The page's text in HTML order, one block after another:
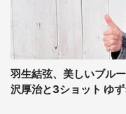
羽生結弦、美しいブル
沢厚治と3ショット ゆ